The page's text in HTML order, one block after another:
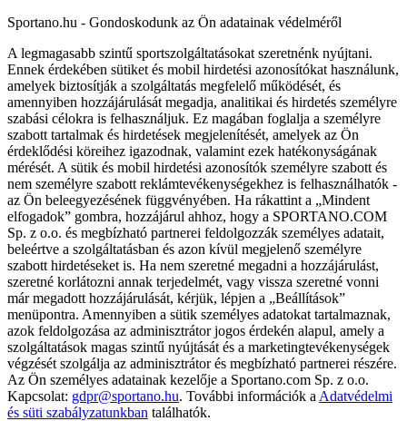
Sportano.hu - Gondoskodunk az Ön adatainak védelméről
A legmagasabb szintű sportszolgáltatásokat szeretnénk nyújtani.
Ennek érdekében sütiket és mobil hirdetési azonosítókat használunk,
amelyek biztosítják a szolgáltatás megfelelő működését, és
amennyiben hozzájárulását megadja, analitikai és hirdetés személyre
szabási célokra is felhasználjuk. Ez magában foglalja a személyre
szabott tartalmak és hirdetések megjelenítését, amelyek az Ön
érdeklődési köreihez igazodnak, valamint ezek hatékonyságának
mérését. A sütik és mobil hirdetési azonosítók személyre szabott és
nem személyre szabott reklámtevékenységekhez is felhasználhatók -
az Ön beleegyezésének függvényében. Ha rákattint a „Mindent
elfogadok” gombra, hozzájárul ahhoz, hogy a SPORTANO.COM
Sp. z o.o. és megbízható partnerei feldolgozzák személyes adatait,
beleértve a szolgáltatásban és azon kívül megjelenő személyre
szabott hirdetéseket is. Ha nem szeretné megadni a hozzájárulást,
szeretné korlátozni annak terjedelmét, vagy vissza szeretné vonni
már megadott hozzájárulását, kérjük, lépjen a „Beállítások”
menüpontra. Amennyiben a sütik személyes adatokat tartalmaznak,
azok feldolgozása az adminisztrátor jogos érdekén alapul, amely a
szolgáltatások magas szintű nyújtását és a marketingtevékenységek
végzését szolgálja az adminisztrátor és megbízható partnerei részére.
Az Ön személyes adatainak kezelője a Sportano.com Sp. z o.o.
Kapcsolat: gdpr@sportano.hu. További információk a Adatvédelmi
és süti szabályzatunkban találhatók.